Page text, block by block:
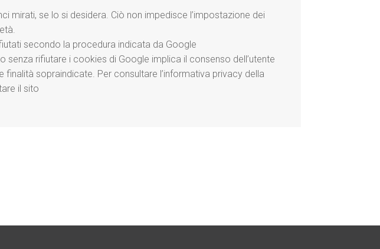
mirati, se lo si desidera. Ciò non impedisce l’impostazione dei
secondo la procedura indicata da Google
rifiutare i cookies di Google implica il consenso dell’utente
sopraindicate. Per consultare l’informativa privacy della
il sito